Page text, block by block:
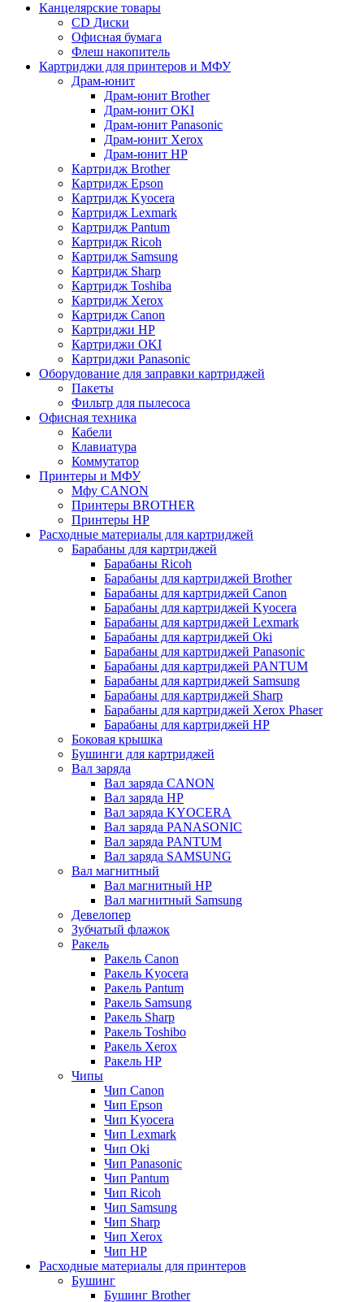
Канцелярские товары
CD Диски
Офисная бумага
Флеш накопитель
Картриджи для принтеров и МФУ
Драм-юнит
Драм-юнит Brother
Драм-юнит OKI
Драм-юнит Panasonic
Драм-юнит Xerox
Драм-юнит НР
Картридж Brother
Картридж Epson
Картридж Kyocera
Картридж Lexmark
Картридж Pantum
Картридж Ricoh
Картридж Samsung
Картридж Sharp
Картридж Toshiba
Картридж Xerox
Картридж Сanon
Картриджи HP
Картриджи OKI
Картриджи Panasonic
Оборудование для заправки картриджей
Пакеты
Фильтр для пылесоса
Офисная техника
Кабели
Клавиатура
Коммутатор
Принтеры и МФУ
Мфу CANON
Принтеры BROTHER
Принтеры HP
Расходные материалы для картриджей
Барабаны для картриджей
Барабаны Ricoh
Барабаны для картриджей Brother
Барабаны для картриджей Canon
Барабаны для картриджей Kyocera
Барабаны для картриджей Lexmark
Барабаны для картриджей Oki
Барабаны для картриджей Panasonic
Барабаны для картриджей PANTUM
Барабаны для картриджей Samsung
Барабаны для картриджей Sharp
Барабаны для картриджей Xerox Phaser
Барабаны для картриджей НР
Боковая крышка
Бушинги для картриджей
Вал заряда
Вал заряда CANON
Вал заряда HP
Вал заряда KYOCERA
Вал заряда PANASONIC
Вал заряда PANTUM
Вал заряда SAMSUNG
Вал магнитный
Вал магнитный HP
Вал магнитный Samsung
Девелопер
Зубчатый флажок
Ракель
Ракель Canon
Ракель Kyocera
Ракель Pantum
Ракель Samsung
Ракель Sharp
Ракель Toshibo
Ракель Xerox
Ракель НР
Чипы
Чип Canon
Чип Epson
Чип Kyocera
Чип Lexmark
Чип Oki
Чип Panasonic
Чип Pantum
Чип Ricoh
Чип Samsung
Чип Sharp
Чип Xerox
Чип НР
Расходные материалы для принтеров
Бушинг
Бушинг Brother